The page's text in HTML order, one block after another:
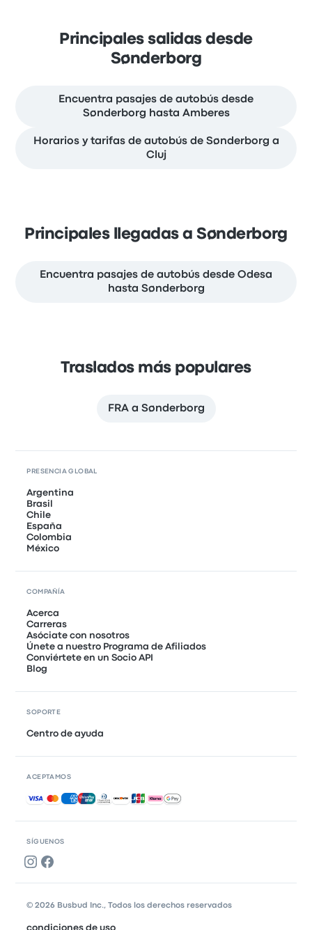
Principales salidas desde
Sønderborg
Encuentra pasajes de autobús desde
Sønderborg hasta Amberes
Horarios y tarifas de autobús de Sønderborg a
Cluj
Principales llegadas a Sønderborg
Encuentra pasajes de autobús desde Odesa
hasta Sønderborg
Traslados más populares
FRA a Sønderborg
SÍGUENOS
PRESENCIA GLOBAL
Argentina
Brasil
Chile
España
Colombia
México
COMPAÑÍA
Acerca
Carreras
Asóciate con nosotros
Únete a nuestro Programa de Afiliados
Conviértete en un Socio API
Blog
SOPORTE
Centro de ayuda
ACEPTAMOS
Pagos aceptados
© 2026 Busbud Inc., Todos los derechos reservados
condiciones de uso